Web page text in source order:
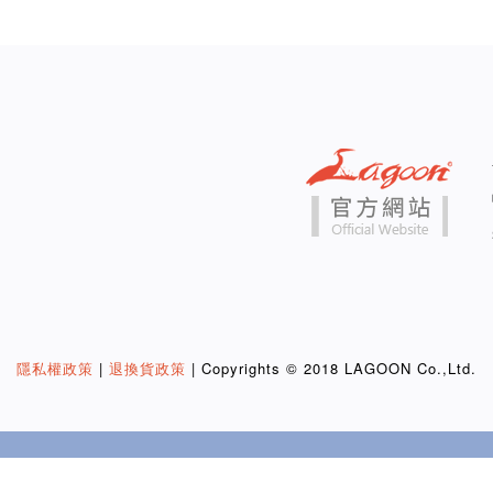
隱私權政策 | 退換貨政策 | Copyrights © 2018 LAGOON Co.,Ltd.